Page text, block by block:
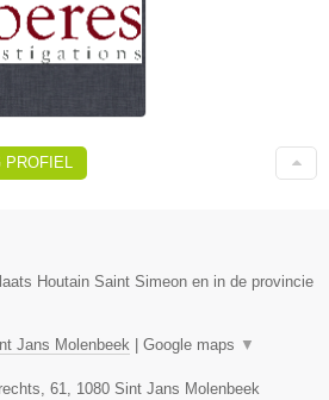
PROFIEL
Houtain Saint Simeon en in de provincie
Jans Molenbeek Google maps ▼
61, 1080 Sint Jans Molenbeek